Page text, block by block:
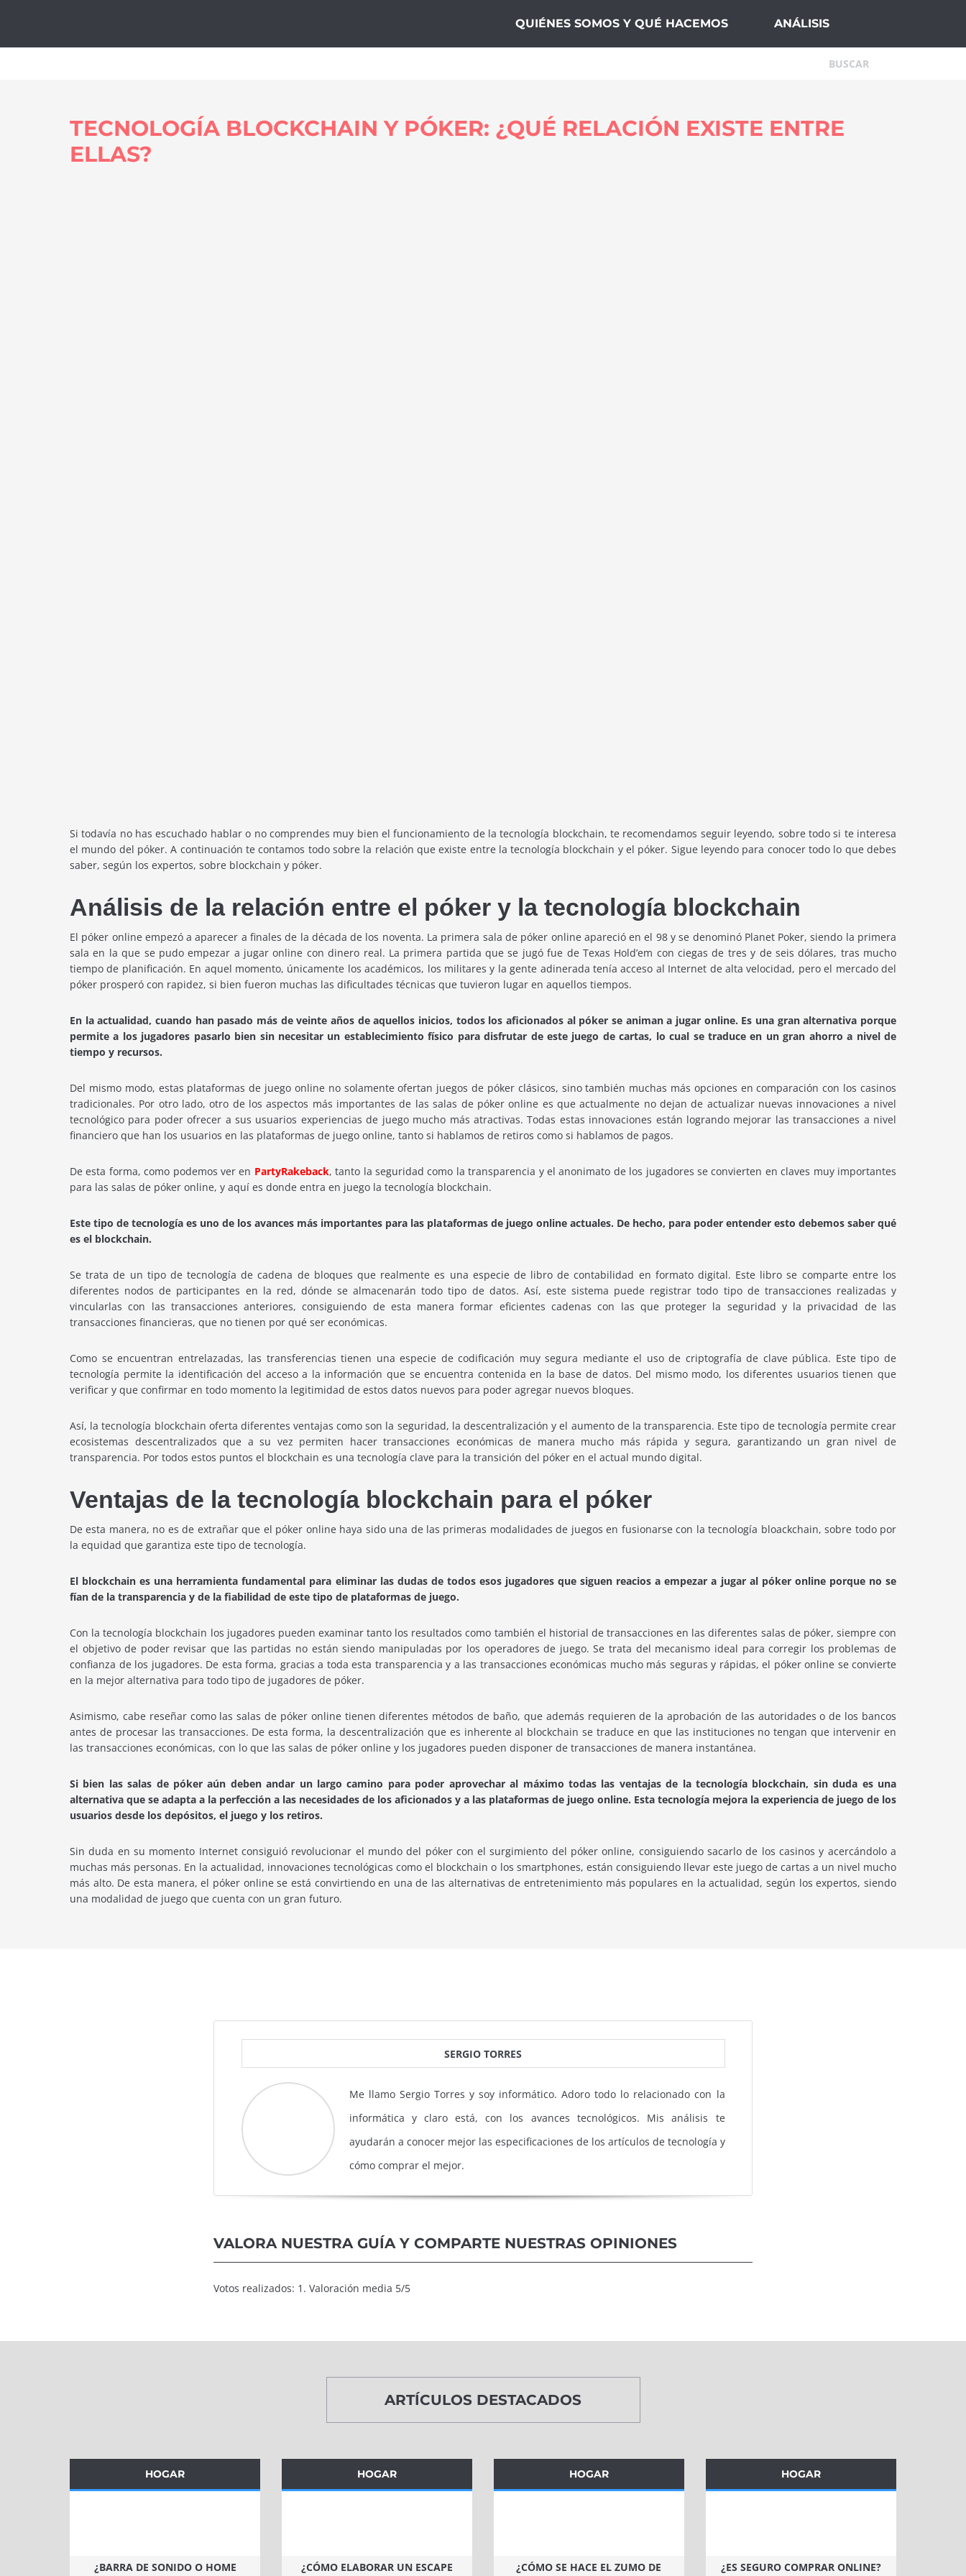
QUIÉNES SOMOS Y QUÉ HACEMOS ANÁLISIS
TECNOLOGÍA BLOCKCHAIN Y PÓKER: ¿QUÉ RELACIÓN EXISTE ENTRE
ELLAS?
Si todavía no has escuchado hablar o no comprendes muy bien el funcionamiento de la tecnología blockchain, te recomendamos seguir leyendo, sobre todo si te interesa
el mundo del póker. A continuación te contamos todo sobre la relación que existe entre la tecnología blockchain y el póker. Sigue leyendo para conocer todo lo que debes
saber, según los expertos, sobre blockchain y póker.
Análisis de la relación entre el póker y la tecnología blockchain
El póker online empezó a aparecer a finales de la década de los noventa. La primera sala de póker online apareció en el 98 y se denominó Planet Poker, siendo la primera
sala en la que se pudo empezar a jugar online con dinero real. La primera partida que se jugó fue de Texas Hold’em con ciegas de tres y de seis dólares, tras mucho
tiempo de planificación. En aquel momento, únicamente los académicos, los militares y la gente adinerada tenía acceso al Internet de alta velocidad, pero el mercado del
póker prosperó con rapidez, si bien fueron muchas las dificultades técnicas que tuvieron lugar en aquellos tiempos.
En la actualidad, cuando han pasado más de veinte años de aquellos inicios, todos los aficionados al póker se animan a jugar online. Es una gran alternativa porque
permite a los jugadores pasarlo bien sin necesitar un establecimiento físico para disfrutar de este juego de cartas, lo cual se traduce en un gran ahorro a nivel de
tiempo y recursos.
Del mismo modo, estas plataformas de juego online no solamente ofertan juegos de póker clásicos, sino también muchas más opciones en comparación con los casinos
tradicionales. Por otro lado, otro de los aspectos más importantes de las salas de póker online es que actualmente no dejan de actualizar nuevas innovaciones a nivel
tecnológico para poder ofrecer a sus usuarios experiencias de juego mucho más atractivas. Todas estas innovaciones están logrando mejorar las transacciones a nivel
financiero que han los usuarios en las plataformas de juego online, tanto si hablamos de retiros como si hablamos de pagos.
De esta forma, como podemos ver en PartyRakeback, tanto la seguridad como la transparencia y el anonimato de los jugadores se convierten en claves muy importantes
para las salas de póker online, y aquí es donde entra en juego la tecnología blockchain.
Este tipo de tecnología es uno de los avances más importantes para las plataformas de juego online actuales. De hecho, para poder entender esto debemos saber qué
es el blockchain.
Se trata de un tipo de tecnología de cadena de bloques que realmente es una especie de libro de contabilidad en formato digital. Este libro se comparte entre los
diferentes nodos de participantes en la red, dónde se almacenarán todo tipo de datos. Así, este sistema puede registrar todo tipo de transacciones realizadas y
vincularlas con las transacciones anteriores, consiguiendo de esta manera formar eficientes cadenas con las que proteger la seguridad y la privacidad de las
transacciones financieras, que no tienen por qué ser económicas.
Como se encuentran entrelazadas, las transferencias tienen una especie de codificación muy segura mediante el uso de criptografía de clave pública. Este tipo de
tecnología permite la identificación del acceso a la información que se encuentra contenida en la base de datos. Del mismo modo, los diferentes usuarios tienen que
verificar y que confirmar en todo momento la legitimidad de estos datos nuevos para poder agregar nuevos bloques.
Así, la tecnología blockchain oferta diferentes ventajas como son la seguridad, la descentralización y el aumento de la transparencia. Este tipo de tecnología permite crear
ecosistemas descentralizados que a su vez permiten hacer transacciones económicas de manera mucho más rápida y segura, garantizando un gran nivel de
transparencia. Por todos estos puntos el blockchain es una tecnología clave para la transición del póker en el actual mundo digital.
Ventajas de la tecnología blockchain para el póker
De esta manera, no es de extrañar que el póker online haya sido una de las primeras modalidades de juegos en fusionarse con la tecnología bloackchain, sobre todo por
la equidad que garantiza este tipo de tecnología.
El blockchain es una herramienta fundamental para eliminar las dudas de todos esos jugadores que siguen reacios a empezar a jugar al póker online porque no se
fían de la transparencia y de la fiabilidad de este tipo de plataformas de juego.
Con la tecnología blockchain los jugadores pueden examinar tanto los resultados como también el historial de transacciones en las diferentes salas de póker, siempre con
el objetivo de poder revisar que las partidas no están siendo manipuladas por los operadores de juego. Se trata del mecanismo ideal para corregir los problemas de
confianza de los jugadores. De esta forma, gracias a toda esta transparencia y a las transacciones económicas mucho más seguras y rápidas, el póker online se convierte
en la mejor alternativa para todo tipo de jugadores de póker.
Asimismo, cabe reseñar como las salas de póker online tienen diferentes métodos de baño, que además requieren de la aprobación de las autoridades o de los bancos
antes de procesar las transacciones. De esta forma, la descentralización que es inherente al blockchain se traduce en que las instituciones no tengan que intervenir en
las transacciones económicas, con lo que las salas de póker online y los jugadores pueden disponer de transacciones de manera instantánea.
Si bien las salas de póker aún deben andar un largo camino para poder aprovechar al máximo todas las ventajas de la tecnología blockchain, sin duda es una
alternativa que se adapta a la perfección a las necesidades de los aficionados y a las plataformas de juego online. Esta tecnología mejora la experiencia de juego de los
usuarios desde los depósitos, el juego y los retiros.
Sin duda en su momento Internet consiguió revolucionar el mundo del póker con el surgimiento del póker online, consiguiendo sacarlo de los casinos y acercándolo a
muchas más personas. En la actualidad, innovaciones tecnológicas como el blockchain o los smartphones, están consiguiendo llevar este juego de cartas a un nivel mucho
más alto. De esta manera, el póker online se está convirtiendo en una de las alternativas de entretenimiento más populares en la actualidad, según los expertos, siendo
una modalidad de juego que cuenta con un gran futuro.
SERGIO TORRES
Me llamo Sergio Torres y soy informático. Adoro todo lo relacionado con la
informática y claro está, con los avances tecnológicos. Mis análisis te
ayudarán a conocer mejor las especificaciones de los artículos de tecnología y
cómo comprar el mejor.
VALORA NUESTRA GUÍA Y COMPARTE NUESTRAS OPINIONES
Votos realizados: 1. Valoración media 5/5
ARTÍCULOS DESTACADOS
HOGAR
¿BARRA DE SONIDO O HOME
HOGAR
¿CÓMO ELABORAR UN ESCAPE
HOGAR
¿CÓMO SE HACE EL ZUMO DE
HOGAR
¿ES SEGURO COMPRAR ONLINE?